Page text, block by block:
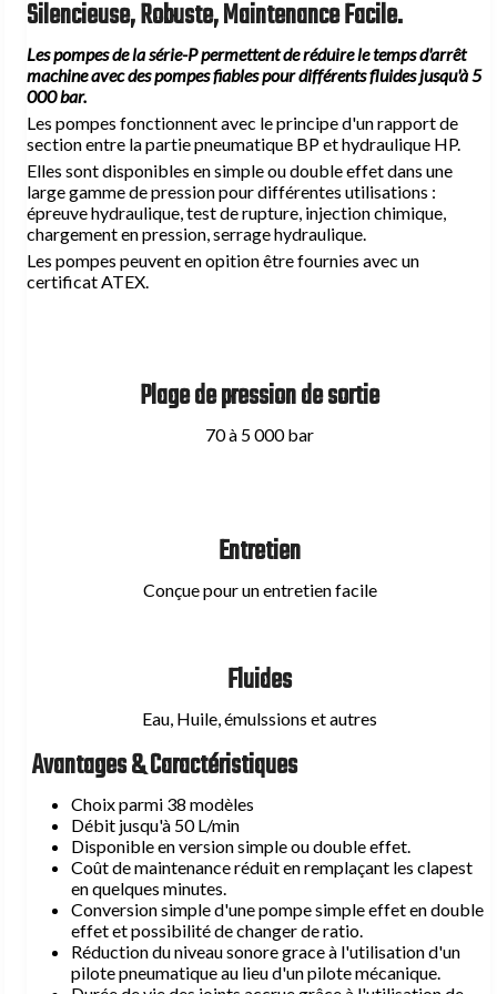
Chaises d'accumulateurs type MA
Colliers fixation accumulateur en U
Unité accumulateur complète
Accessoires de sécurité gaz
Soupape de sécurité 413 bar type VS
Disque de rupture types DR
Adaptateur corps de valve type TG
Accessoires de sécurité hydraulique
Bloc de sécurité type BS
Adaptateurs hydraulique type TF
Equipements de chargement azote
Kit Vérificateur Gonfleur M28x1,5 type PCM
Détendeur pour bouteille d'azote
Surpresseur d'azote hydraulique type CCA 9.350
Banc d'étalonnage
Outillage
Cintreuse manuelle hydraulique
Mise en forme du cône
Filetage
Cintreuse manuelle
Banc d'étalonnage
Presse Isostatique pour agro-alimentaire
Silencieuse, Robuste, Maintenance Facile.
Les pompes de la série-P permettent de réduire le temps d'arrêt
machine avec des pompes fiables pour différents fluides jusqu'à 5
000 bar.
Les pompes fonctionnent avec le principe d'un rapport de
section entre la partie pneumatique BP et hydraulique HP.
Elles sont disponibles en simple ou double effet dans une
large gamme de pression pour différentes utilisations :
épreuve hydraulique, test de rupture, injection chimique,
chargement en pression, serrage hydraulique.
Les pompes peuvent en opition être fournies avec un
certificat ATEX.
Plage de pression de sortie
70 à 5 000 bar
Entretien
Conçue pour un entretien facile
Fluides
Eau, Huile, émulssions et autres
Avantages & Caractéristiques
Choix parmi 38 modèles
Débit jusqu'à 50 L/min
Disponible en version simple ou double effet.
Coût de maintenance réduit en remplaçant les clapest
en quelques minutes.
Conversion simple d'une pompe simple effet en double
effet et possibilité de changer de ratio.
Réduction du niveau sonore grace à l'utilisation d'un
pilote pneumatique au lieu d'un pilote mécanique.